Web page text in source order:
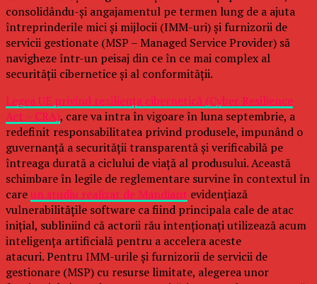
consolidându-și angajamentul pe termen lung de a ajuta
întreprinderile mici și mijlocii (IMM-uri) și furnizorii de
servicii gestionate (MSP – Managed Service Provider) să
navigheze într-un peisaj din ce în ce mai complex al
securității cibernetice și al conformității.
Legea UE privind reziliența cibernetică (Cyber Resilience
Act – CRA), care va intra în vigoare în luna septembrie, a
redefinit responsabilitatea privind produsele, impunând o
guvernanță a securității transparentă și verificabilă pe
întreaga durată a ciclului de viață al produsului. Această
schimbare în legile de reglementare survine în contextul în
careun studiu realizat de Mandiant evidențiază
vulnerabilitățile software ca fiind principala cale de atac
inițial, subliniind că actorii rău intenționați utilizează acum
inteligența artificială pentru a accelera aceste
atacuri. Pentru IMM-urile și furnizorii de servicii de
gestionare (MSP) cu resurse limitate, alegerea unor